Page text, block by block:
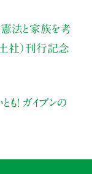
憲法と家族を考
土社）刊行記念
も！ ガイブンの